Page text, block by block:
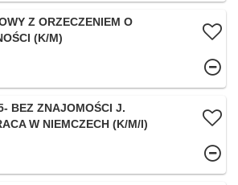
Z ORZECZENIEM O
(K/M)
BEZ ZNAJOMOŚCI J.
W NIEMCZECH (K/M/I)